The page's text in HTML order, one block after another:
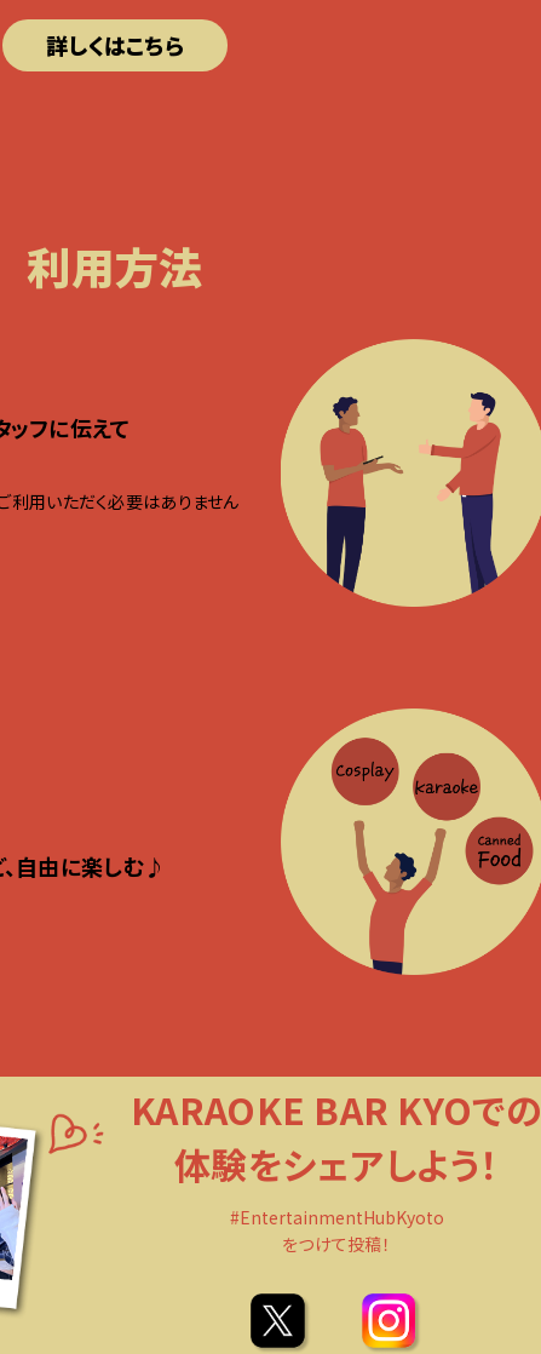
詳しくはこちら
利用方法
フに伝えて
利用いただく必要はありません
自由に楽しむ♪
KARAOKE BAR KYOでの
体験をシェアしよう！
#EntertainmentHubKyoto
をつけて投稿！